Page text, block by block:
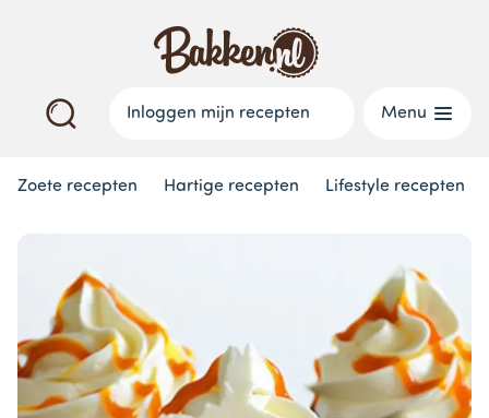
Inloggen mijn recepten Menu
Zoete recepten Hartige recepten Lifestyle recepten